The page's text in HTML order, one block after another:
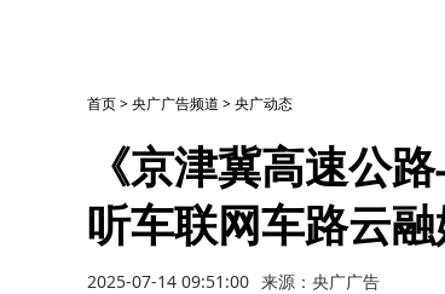
首页>央广广告频道 >央广动态
《京津冀高速公
听车联网车路云
2025-07-14 09:51:00 来源：央广广告